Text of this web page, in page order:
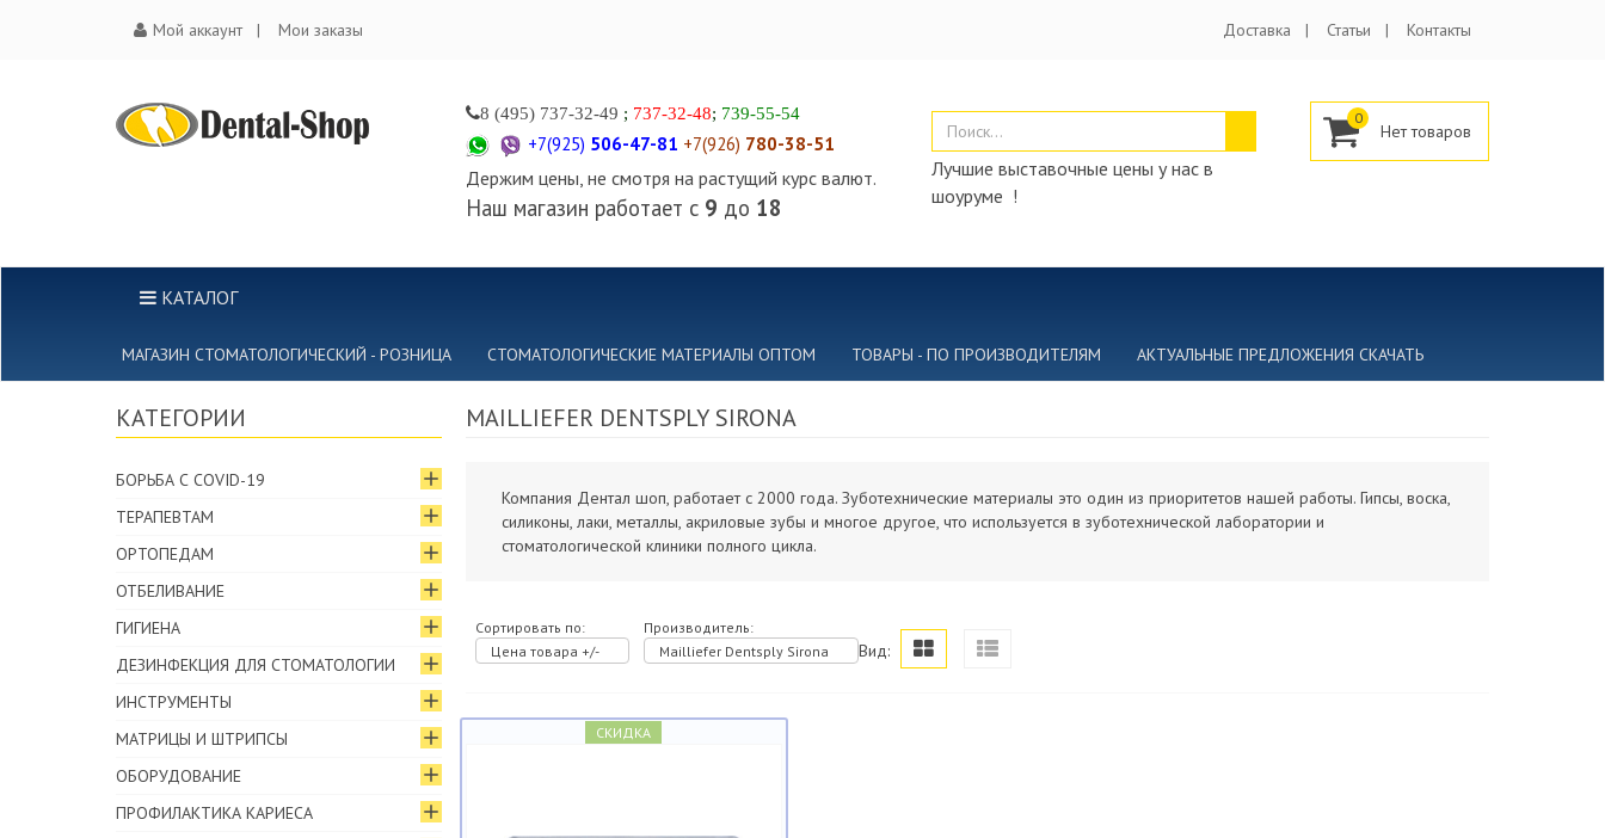
Мой аккаунт Мои заказы Доставка Статьи Контакты
8 (495) 737-32-49 ; 737-32-48; 739-55-54
+7(925) 506-47-81 +7(926) 780-38-51
Держим цены, не смотря на растущий курс валют.
Наш магазин работает с 9 до 18
Лучшие выставочные цены у нас в
шоуруме !
0
КАТАЛОГ
МАГАЗИН СТОМАТОЛОГИЧЕСКИЙ - РОЗНИЦА СТОМАТОЛОГИЧЕСКИЕ МАТЕРИАЛЫ ОПТОМ ТОВАРЫ - ПО ПРОИЗВОДИТЕЛЯМ АКТУАЛЬНЫЕ ПРЕДЛОЖЕНИЯ СКАЧАТЬ
MAILLIEFER DENTSPLY SIRONA
Компания Дентал шоп, работает с 2000 года. Зуботехнические материалы это один из приоритетов нашей работы. Гипсы, воска,
силиконы, лаки, металлы, акриловые зубы и многое другое, что используется в зуботехнической лаборатории и
стоматологической клиники полного цикла.
Сортировать по:
Цена товара +/-
Производитель:
Mailliefer Dentsply Sirona
Вид:
СКИДКА
КАТЕГОРИИ
БОРЬБА С COVID-19
ТЕРАПЕВТАМ
ОРТОПЕДАМ
ОТБЕЛИВАНИЕ
ГИГИЕНА
ДЕЗИНФЕКЦИЯ ДЛЯ СТОМАТОЛОГИИ
ИНСТРУМЕНТЫ
МАТРИЦЫ И ШТРИПСЫ
ОБОРУДОВАНИЕ
ПРОФИЛАКТИКА КАРИЕСА